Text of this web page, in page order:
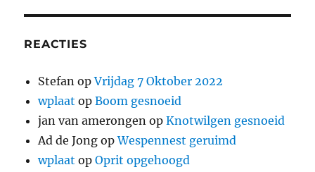
REACTIES
Stefan opVrijdag 7 Oktober 2022
wplaat opBoom gesnoeid
jan van amerongen opKnotwilgen gesnoeid
Ad de Jong opWespennest geruimd
wplaat opOprit opgehoogd